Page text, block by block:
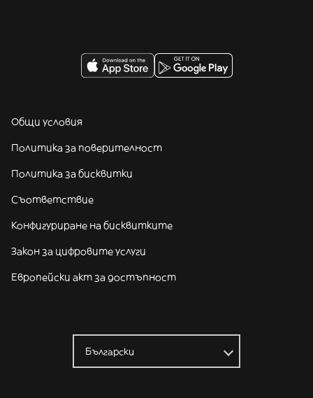
Общи условия
Политика за поверителност
Политика за бисквитки
Съответствие
Конфигуриране на бисквитките
Закон за цифровите услуги
Европейски акт за достъпност